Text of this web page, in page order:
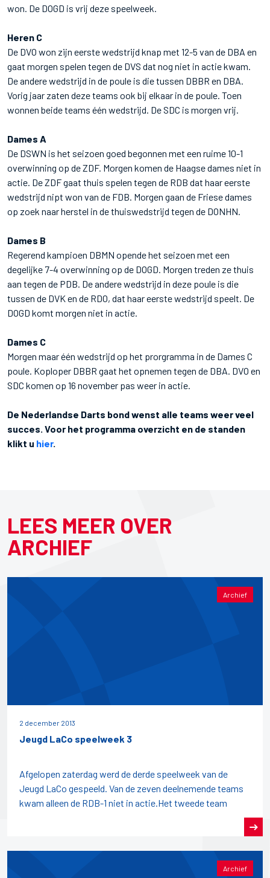
won. De DOGD is vrij deze speelweek.
Heren C
De DVO won zijn eerste wedstrijd knap met 12-5 van de DBA en
gaat morgen spelen tegen de DVS dat nog niet in actie kwam.
De andere wedstrijd in de poule is die tussen DBBR en DBA.
Vorig jaar zaten deze teams ook bij elkaar in de poule. Toen
wonnen beide teams één wedstrijd. De SDC is morgen vrij.
Dames A
De DSWN is het seizoen goed begonnen met een ruime 10-1
overwinning op de ZDF. Morgen komen de Haagse dames niet in
actie. De ZDF gaat thuis spelen tegen de RDB dat haar eerste
wedstrijd nipt won van de FDB. Morgen gaan de Friese dames
op zoek naar herstel in de thuiswedstrijd tegen de DONHN.
Dames B
Regerend kampioen DBMN opende het seizoen met een
degelijke 7-4 overwinning op de DOGD. Morgen treden ze thuis
aan tegen de PDB. De andere wedstrijd in deze poule is die
tussen de DVK en de RDO, dat haar eerste wedstrijd speelt. De
DOGD komt morgen niet in actie.
Dames C
Morgen maar één wedstrijd op het prorgramma in de Dames C
poule. Koploper DBBR gaat het opnemen tegen de DBA. DVO en
SDC komen op 16 november pas weer in actie.
De Nederlandse Darts bond wenst alle teams weer veel
succes. Voor het programma overzicht en de standen
klikt u hier.
LEES MEER OVER
ARCHIEF
Archief
2 december 2013
Jeugd LaCo speelweek 3
Afgelopen zaterdag werd de derde speelweek van de
Jeugd LaCo gespeeld. Van de zeven deelnemende teams
kwam alleen de RDB-1 niet in actie.Het tweede team
Archief